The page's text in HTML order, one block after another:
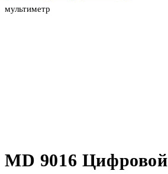
мультиметр
MD 9016 Цифровой